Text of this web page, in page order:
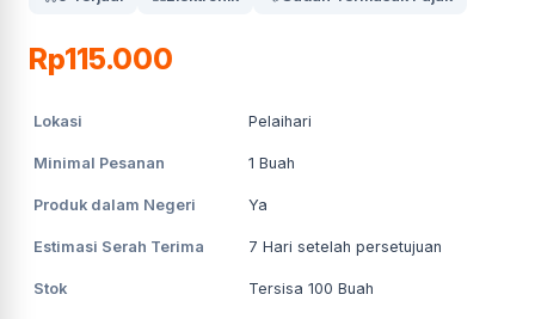
Rp115.000
Lokasi Pelaihari
Minimal Pesanan 1 Buah
Produk dalam Negeri Ya
Estimasi Serah Terima 7 Hari setelah persetujuan
Stok Tersisa 100 Buah